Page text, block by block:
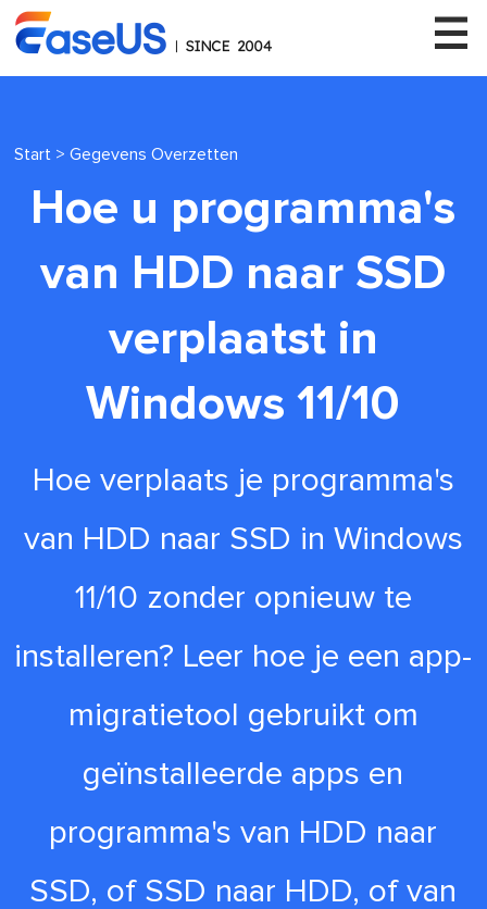
Start >Gegevens Overzetten
Hoe u programma's
van HDD naar SSD
verplaatst in
Windows 11/10
Hoe verplaats je programma's
van HDD naar SSD in Windows
11/10 zonder opnieuw te
installeren? Leer hoe je een app-
migratietool gebruikt om
geïnstalleerde apps en
programma's van HDD naar
SSD, of SSD naar HDD, of van